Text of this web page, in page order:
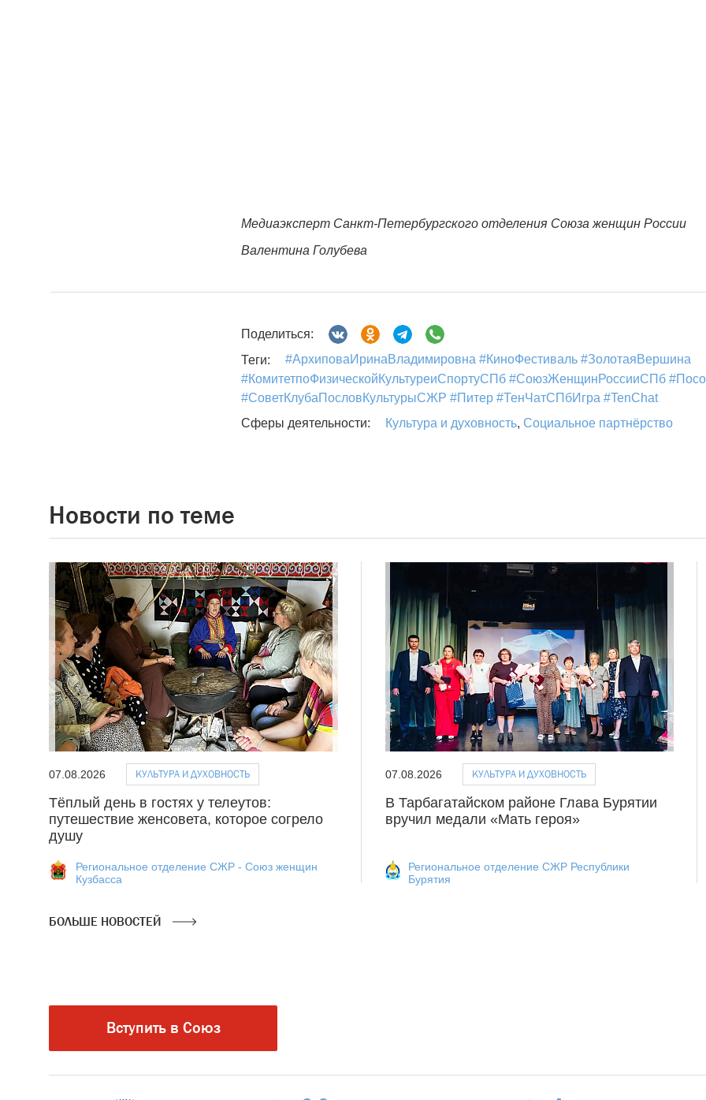
Медиаэксперт Санкт-Петербургского отделения Союза женщин России
Валентина Голубева
Поделиться:
Теги:
#АрхиповаИринаВладимировна #КиноФестиваль #ЗолотаяВершина
#КомитетпоФизическойКультуреиСпортуСПб #СоюзЖенщинРоссииСПб
#СоветКлубаПословКультурыСЖР #Питер #ТенЧатСПбИгра #TenChat
Сферы деятельности:
Культура и духовность, Социальное партнёрство
Новости по теме
07.08.2026 КУЛЬТУРА И ДУХОВНОСТЬ
Тёплый день в гостях у телеутов:
путешествие женсовета, которое согрело
душу
Региональное отделение СЖР - Союз женщин
Кузбасса
07.08.2026 КУЛЬТУРА И ДУХОВНОСТЬ
В Тарбагатайском районе Глава Бурятии
вручил медали «Мать героя»
Региональное отделение СЖР Республики
Бурятия
БОЛЬШЕ НОВОСТЕЙ
Вступить в Союз